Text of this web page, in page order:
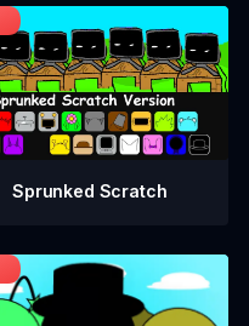
Sprunked Scratch